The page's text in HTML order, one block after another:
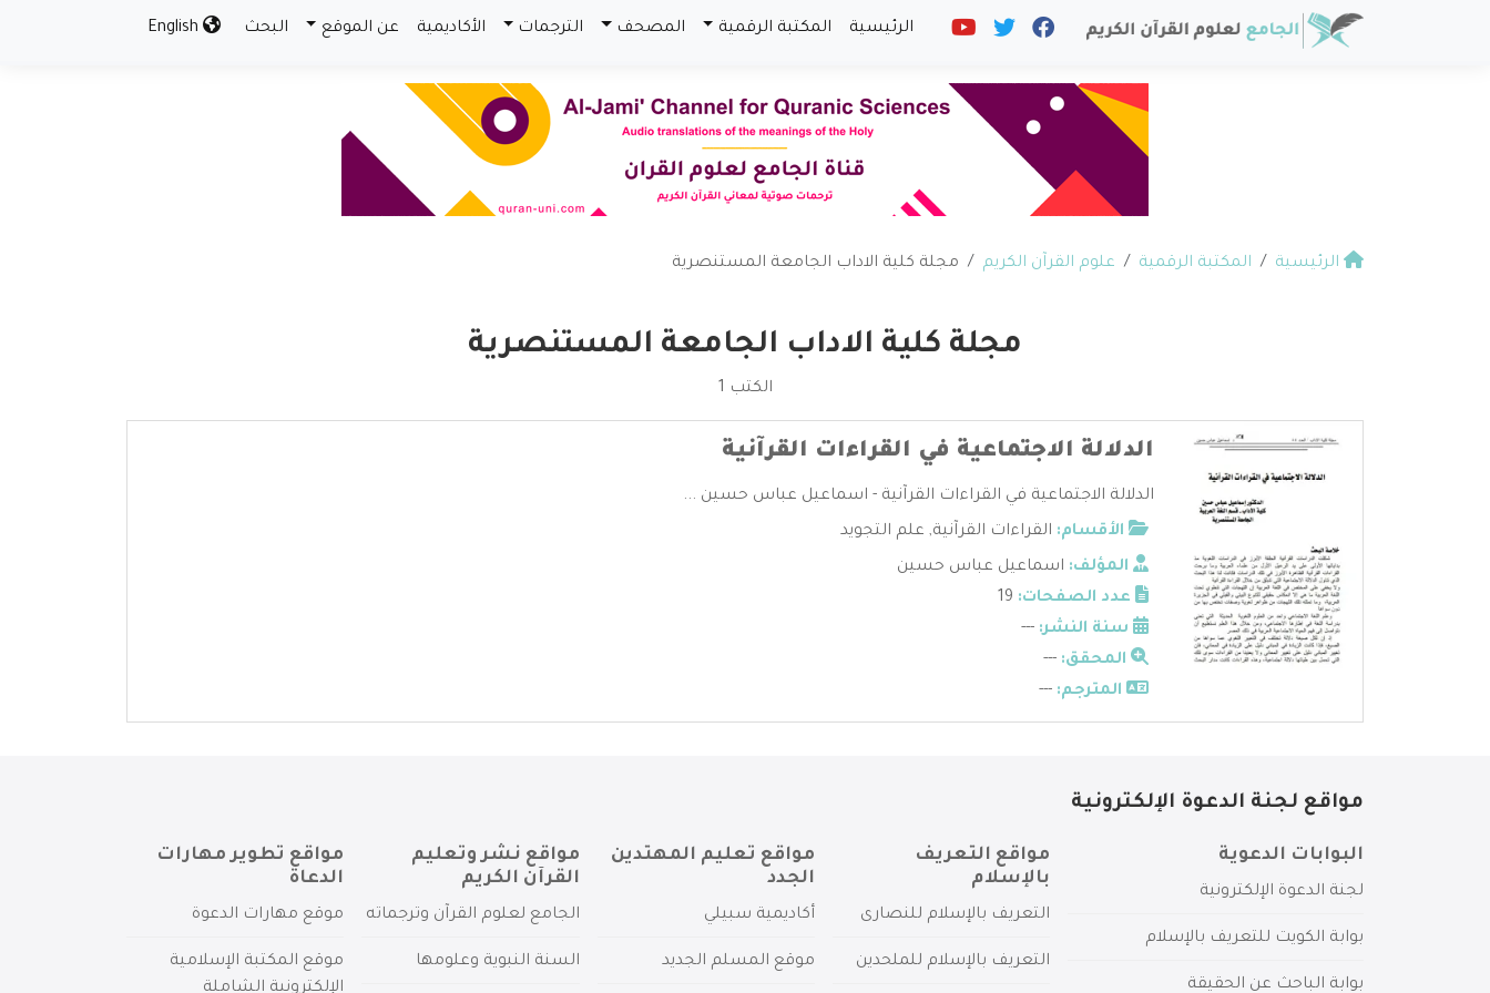
الرئيسية المكتبة الرقمية المصحف الترجمات الأكاديمية عن الموقع البحث
الرئيسية المكتبة الرقمية علوم القرآن الكريم مجلة كلية الاداب الجامعة المستنصرية
مجلة كلية الاداب الجامعة المستنصرية
الكتب 1
الدلالة الاجتماعية في القراءات القرآنية
الدلالة الاجتماعية في القراءات القرآنية - اسماعيل عباس حسين ...
الأقسام: القراءات القرآنية, علم التجويد
المؤلف: اسماعيل عباس حسين
عدد الصفحات:
سنة النشر: ---
المحقق: ---
المترجم: ---
مواقع لجنة الدعوة الإلكترونية
البوابات الدعوية
لجنة الدعوة الإلكترونية
بوابة الكويت للتعريف بالإسلام
بوابة الباحث عن الحقيقة
مواقع التعريف
بالإسلام
التعريف بالإسلام للنصارى
التعريف بالإسلام للملحدين
مواقع تعليم المهتدين
الجدد
أكاديمية سبيلي
موقع المسلم الجديد
مواقع نشر وتعليم
القرآن الكريم
الجامع لعلوم القرآن وترجماته
السنة النبوية وعلومها
مواقع تطوير مهارات
الدعاة
موقع مهارات الدعوة
موقع المكتبة الإسلامية
الإلكترونية الشاملة